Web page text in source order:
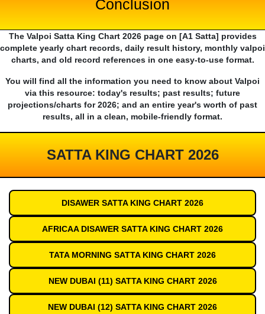
Conclusion
The Valpoi Satta King Chart 2026 page on [A1 Satta] provides
complete yearly chart records, daily result history, monthly valpoi
charts, and old record references in one easy-to-use format.
You will find all the information you need to know about Valpoi
via this resource: today's results; past results; future
projections/charts for 2026; and an entire year's worth of past
results, all in a clean, mobile-friendly format.
SATTA KING CHART 2026
DISAWER SATTA KING CHART 2026
AFRICAA DISAWER SATTA KING CHART 2026
TATA MORNING SATTA KING CHART 2026
NEW DUBAI (11) SATTA KING CHART 2026
NEW DUBAI (12) SATTA KING CHART 2026